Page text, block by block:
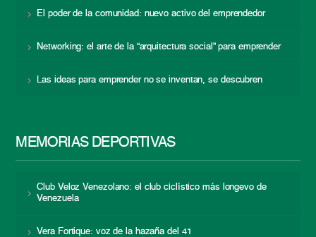
El poder de la comunidad: nuevo activo del emprendedor
Networking: el arte de la “arquitectura social” para emprender
Las ideas para emprender no se inventan, se descubren
MEMORIAS DEPORTIVAS
Club Veloz Venezolano: el club ciclístico más longevo de
Venezuela
Vera Fortique: voz de la hazaña del 41